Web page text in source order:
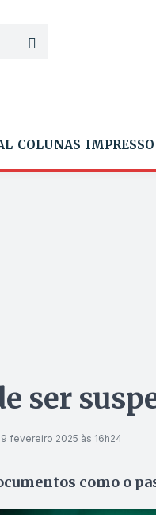
COLUNAS IMPRESSO
ser
fevereiro 2025 às 16h24
como o